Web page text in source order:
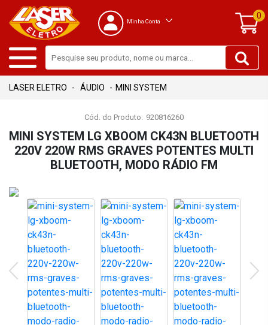
Minha Conta
0
ÁUDIO MINI SYSTEM
Cód. do Produto: 920816260
MINI SYSTEM LG XBOOM CK43N BLUETOOTH
220V 220W RMS GRAVES POTENTES MULTI
BLUETOOTH, MODO RÁDIO FM